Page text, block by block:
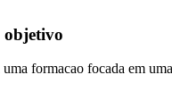
objetivo
uma formacao focada em